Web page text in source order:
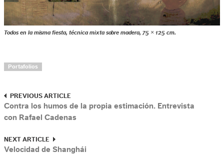
Todos en la misma fiesta, técnica mixta sobre madera, 75 × 125 cm.
Portafolios
PREVIOUS ARTICLE
Contra los humos de la propia estimación. Entrevista
con Rafael Cadenas
NEXT ARTICLE
Velocidad de Shanghái